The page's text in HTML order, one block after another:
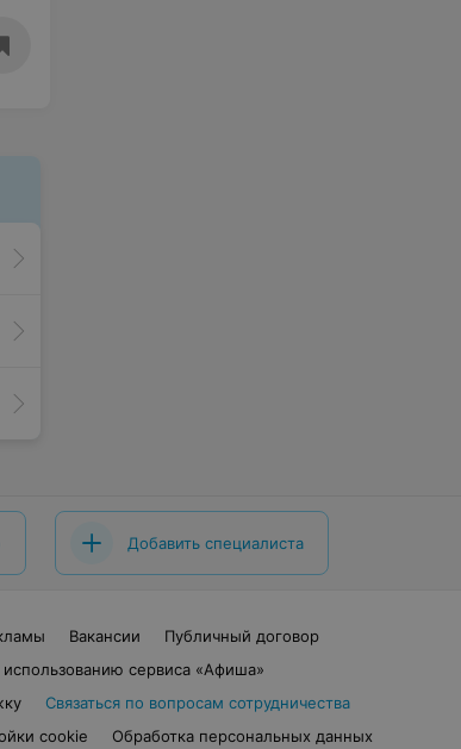
Добавить специалиста
Вакансии
Публичный договор
сервиса «Афиша»
Связаться по вопросам сотрудничества
cookie Обработка персональных данных